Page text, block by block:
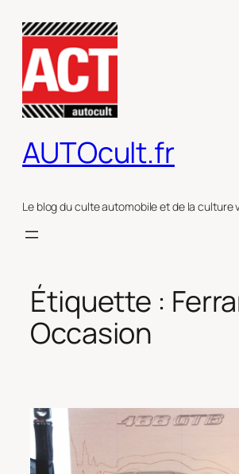
contenu
AUTOcult.fr
Le blog du culte automobile et de la culture
Étiquette :
Occasion